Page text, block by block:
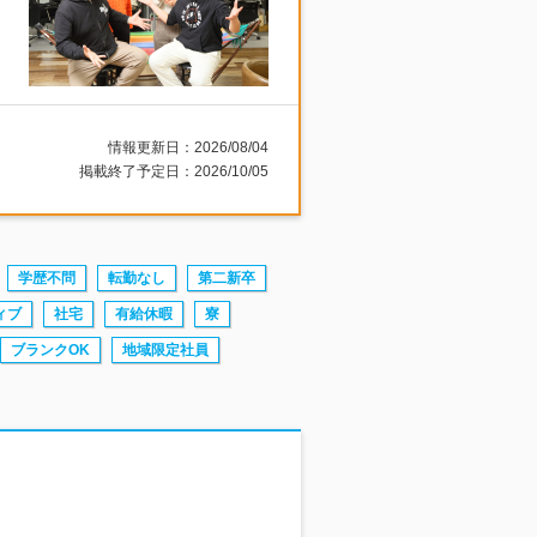
情報更新日：2026/08/04
掲載終了予定日：2026/10/05
学歴不問 転勤なし 第二新卒
ブ 社宅 有給休暇 寮
ブランクOK 地域限定社員